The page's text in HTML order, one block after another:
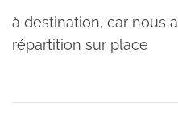
à destination, car nous
répartition sur place